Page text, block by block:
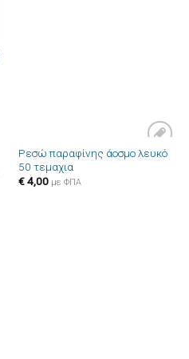
Πρόσθήκη
Ρεσώ παραφίνης άοσμο λευκό
50 τεμαχια
€4,00 με ΦΠΑ